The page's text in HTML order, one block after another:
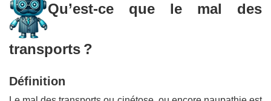
Qu’est-ce que le mal des
transports ?
Définition